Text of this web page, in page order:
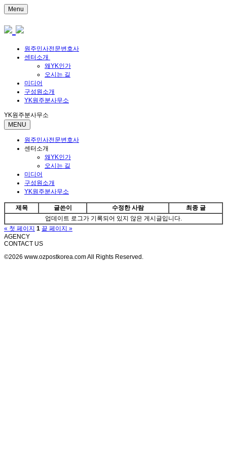
Menu
원주민사전문변호사
센터소개
왜YK인가
오시는 길
미디어
구성원소개
YK원주분사무소
YK원주분사무소
MENU
원주민사전문변호사
센터소개
왜YK인가
오시는 길
미디어
구성원소개
YK원주분사무소
제목 글쓴이 수정한 사람
최종 글
업데이트 로그가 기록되어 있지 않은 게시글입니다.
« 첫 페이지 1 끝 페이지 »
AGENCY
CONTACT US
©2026 www.ozpostkorea.com All Rights Reserved.